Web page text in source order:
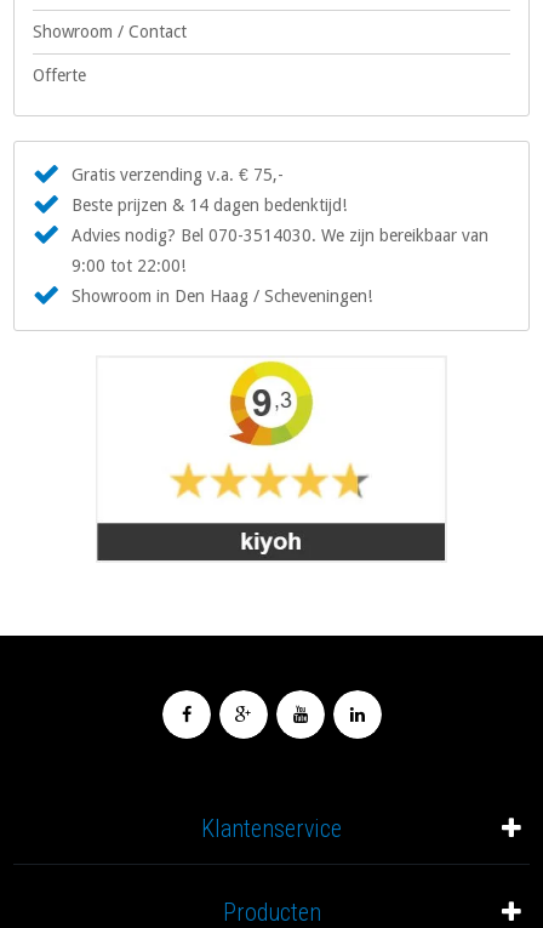
Showroom / Contact
Offerte
Gratis verzending v.a. € 75,-
Beste prijzen & 14 dagen bedenktijd!
Advies nodig? Bel 070-3514030. We zijn bereikbaar van
9:00 tot 22:00!
Showroom in Den Haag / Scheveningen!
Klantenservice
Producten